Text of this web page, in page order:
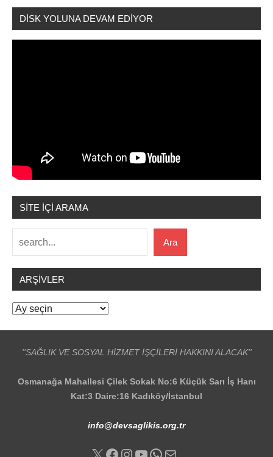
DİSK YOLUNA DEVAM EDİYOR
SİTE İÇİ ARAMA
Ara
ARŞIVLER
Arşivler
''SAĞLIK VE SOSYAL HİZMET İŞÇİLERİ HAKKINI ALACAK''
Osmanağa Mahallesi Çilek Sokak No:6 Küçük Sarı İş Hanı
Kat:3 Daire:16 Kadıköy/İstanbul
info@devsaglikis.org.tr
X Facebook
Instagram
YouTube
WhatsApp
E-posta